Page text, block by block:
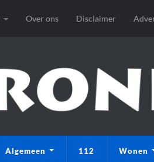
Over ons Disclaimer
Algemeen 112 Wonen